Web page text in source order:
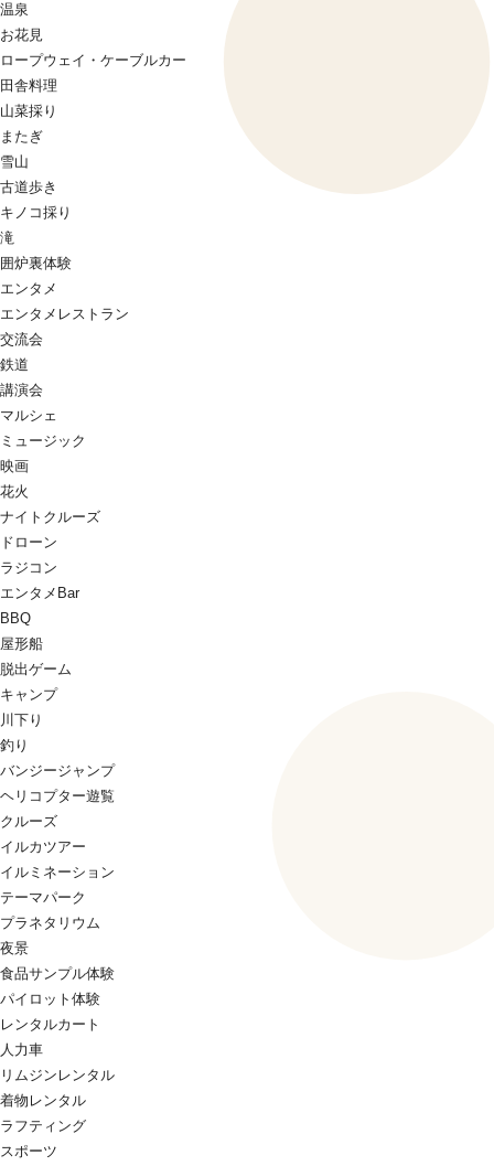
温泉
お花見
ロープウェイ・ケーブルカー
田舎料理
山菜採り
またぎ
雪山
古道歩き
キノコ採り
滝
囲炉裏体験
エンタメ
エンタメレストラン
交流会
鉄道
講演会
マルシェ
ミュージック
映画
花火
ナイトクルーズ
ドローン
ラジコン
エンタメBar
BBQ
屋形船
脱出ゲーム
キャンプ
川下り
釣り
バンジージャンプ
ヘリコプター遊覧
クルーズ
イルカツアー
イルミネーション
テーマパーク
プラネタリウム
夜景
食品サンプル体験
パイロット体験
レンタルカート
人力車
リムジンレンタル
着物レンタル
ラフティング
スポーツ